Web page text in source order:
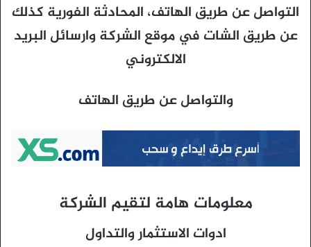
التواصل عن طريق الهاتف، المحادثة الفورية كذلك
عن طريق الشات في موقع الشركة وارسائل البريد
الالكتروني
والتواصل عن طريق الهاتف
معلومات هامة لتقيم الشركة
ادوات الاستثمار والتداول